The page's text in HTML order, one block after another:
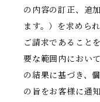
の内容の訂正、追
ます。）を求めら
ご請求であること
要な範囲内におい
の結果に基づき、
の旨をお客様に通